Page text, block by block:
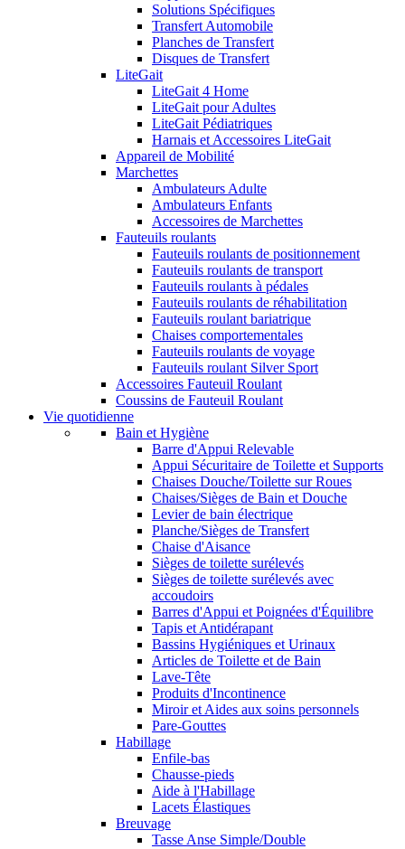
Solutions Spécifiques
Transfert Automobile
Planches de Transfert
Disques de Transfert
LiteGait
LiteGait 4 Home
LiteGait pour Adultes
LiteGait Pédiatriques
Harnais et Accessoires LiteGait
Appareil de Mobilité
Marchettes
Ambulateurs Adulte
Ambulateurs Enfants
Accessoires de Marchettes
Fauteuils roulants
Fauteuils roulants de positionnement
Fauteuils roulants de transport
Fauteuils roulants à pédales
Fauteuils roulants de réhabilitation
Fauteuils roulant bariatrique
Chaises comportementales
Fauteuils roulants de voyage
Fauteuils roulant Silver Sport
Accessoires Fauteuil Roulant
Coussins de Fauteuil Roulant
Vie quotidienne
Bain et Hygiène
Barre d'Appui Relevable
Appui Sécuritaire de Toilette et Supports
Chaises Douche/Toilette sur Roues
Chaises/Sièges de Bain et Douche
Levier de bain électrique
Planche/Sièges de Transfert
Chaise d'Aisance
Sièges de toilette surélevés
Sièges de toilette surélevés avec
accoudoirs
Barres d'Appui et Poignées d'Équilibre
Tapis et Antidérapant
Bassins Hygiéniques et Urinaux
Articles de Toilette et de Bain
Lave-Tête
Produits d'Incontinence
Miroir et Aides aux soins personnels
Pare-Gouttes
Habillage
Enfile-bas
Chausse-pieds
Aide à l'Habillage
Lacets Élastiques
Breuvage
Tasse Anse Simple/Double